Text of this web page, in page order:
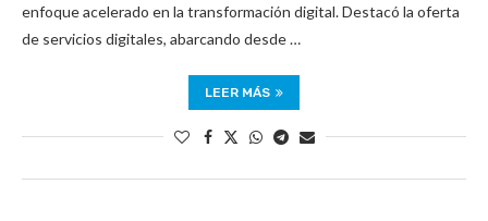
enfoque acelerado en la transformación digital. Destacó la oferta
de servicios digitales, abarcando desde …
LEER MÁS